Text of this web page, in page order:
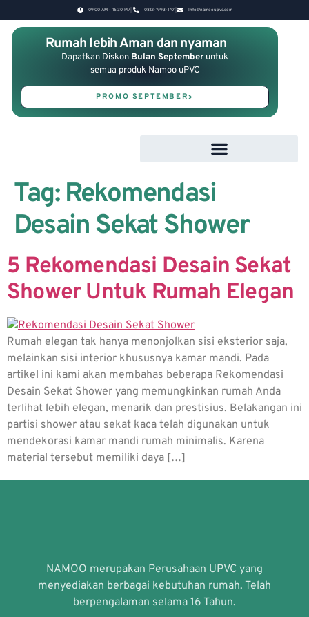
09.00 AM - 16.30 PM 0812-1993-1701 Info@namooupvc.com
Rumah lebih Aman dan nyaman
Dapatkan Diskon Bulan September untuk
semua produk Namoo uPVC
PROMO SEPTEMBER
Tag: Rekomendasi
Desain Sekat Shower
5 Rekomendasi Desain Sekat
Shower Untuk Rumah Elegan
Rumah elegan tak hanya menonjolkan sisi eksterior saja,
melainkan sisi interior khususnya kamar mandi. Pada
artikel ini kami akan membahas beberapa Rekomendasi
Desain Sekat Shower yang memungkinkan rumah Anda
terlihat lebih elegan, menarik dan prestisius. Belakangan ini
partisi shower atau sekat kaca telah digunakan untuk
mendekorasi kamar mandi rumah minimalis. Karena
material tersebut memiliki daya […]
NAMOO merupakan Perusahaan UPVC yang
menyediakan berbagai kebutuhan rumah. Telah
berpengalaman selama 16 Tahun.